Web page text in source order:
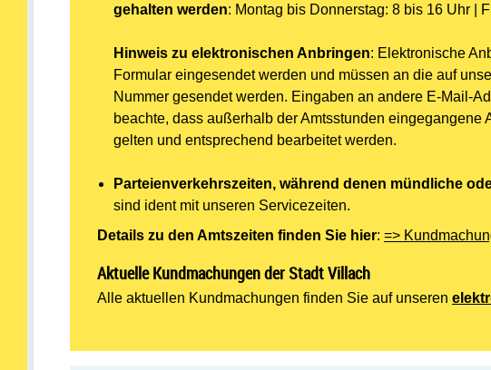
gehalten werden: Montag bis Donnerstag: 8 bis 16 Uhr |
Hinweis zu elektronischen Anbringen: Elektronische
Formular eingesendet werden und müssen an die auf
Nummer gesendet werden. Eingaben an andere E-Mail-
beachte, dass außerhalb der Amtsstunden
gelten und entsprechend bearbeitet werden.
Parteienverkehrszeiten, während denen mündliche
sind ident mit unseren Servicezeiten.
Details zu den Amtszeiten finden Sie hier: =>
Aktuelle Kundmachungen der Stadt Villach
Alle aktuellen Kundmachungen finden Sie auf unseren